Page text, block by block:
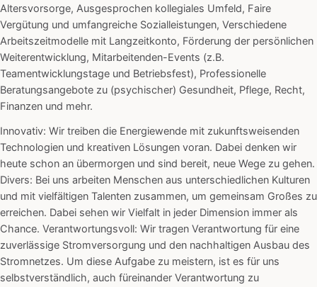
Altersvorsorge, Ausgesprochen kollegiales Umfeld, Faire
Vergütung und umfangreiche Sozialleistungen, Verschiedene
Arbeitszeitmodelle mit Langzeitkonto, Förderung der persönlichen
Weiterentwicklung, Mitarbeitenden-Events (z.B.
Teamentwicklungstage und Betriebsfest), Professionelle
Beratungsangebote zu (psychischer) Gesundheit, Pflege, Recht,
Finanzen und mehr.
Innovativ: Wir treiben die Energiewende mit zukunftsweisenden
Technologien und kreativen Lösungen voran. Dabei denken wir
heute schon an übermorgen und sind bereit, neue Wege zu gehen.
Divers: Bei uns arbeiten Menschen aus unterschiedlichen Kulturen
und mit vielfältigen Talenten zusammen, um gemeinsam Großes zu
erreichen. Dabei sehen wir Vielfalt in jeder Dimension immer als
Chance. Verantwortungsvoll: Wir tragen Verantwortung für eine
zuverlässige Stromversorgung und den nachhaltigen Ausbau des
Stromnetzes. Um diese Aufgabe zu meistern, ist es für uns
selbstverständlich, auch füreinander Verantwortung zu